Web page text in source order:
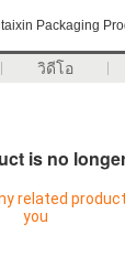
Packaging
วิดีโอ
is no
related
you